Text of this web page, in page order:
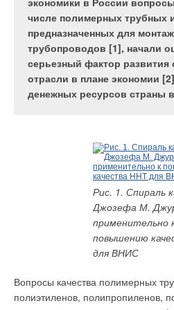
числе полимерных трубных
предназначенных для
трубопроводов [1], начали
серьезный фактор развития
отрасли в плане экономии
денежных ресурсов страны
Рис. 1. Спираль
Джозефа М.
применительно
повышению
для ВНИС
Вопросы качества полимерных
полиэтиленов, полипропиленов,
модернизации и
том числе для выхода на
мировыми лидерами
система
Опыт работы нашей компании и
проектов демонстрируют, что
направлений повышения
эффективности организаций
водоотведения, является
систем управления (АСУ) на
технических разработок,
улучшить водоснабжение городов
экономию энергии на подъем,
Подобная схема позволяет
эффективно регулируемую
потребителю с
приборов индивидуального
Коллекторный
GE550Y17x
Коллекторный
GE550Y18x
GE550Y19x
зачастую малой нагрузке
мощности будет излишне
учитывая неоптимальные
сниженное при этом
система малых
котлов
Фото 2. Каскадная
принадлежащая
Зарайской